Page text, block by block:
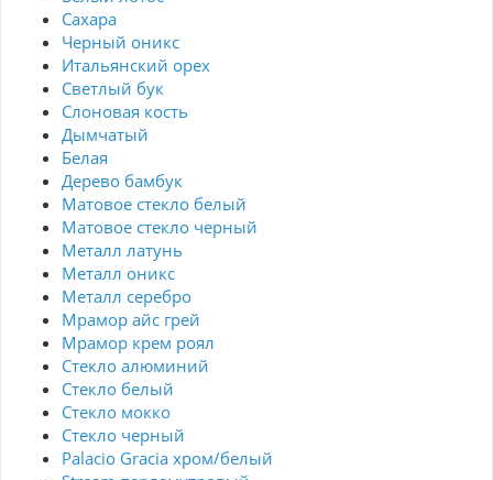
Сахара
Черный оникс
Итальянский орех
Светлый бук
Слоновая кость
Дымчатый
Белая
Дерево бамбук
Матовое стекло белый
Матовое стекло черный
Металл латунь
Металл оникс
Металл серебро
Мрамор айс грей
Мрамор крем роял
Стекло алюминий
Стекло белый
Стекло мокко
Стекло черный
Palacio Gracia хром/белый